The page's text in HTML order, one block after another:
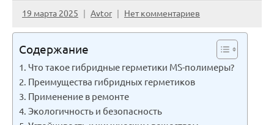
19 марта 2025 Avtor Нет комментариев
Содержание
Что такое гибридные герметики MS-полимеры?
Преимущества гибридных герметиков
Применение в ремонте
Экологичность и безопасность